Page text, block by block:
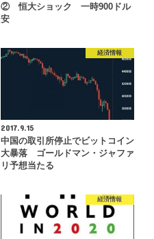
② 恒大ショック 一時900ドル
安
経済情報
2017.9.15
中国の取引所停止でビットコイン
大暴落 ゴールドマン・ジャファ
リ予想当たる
経済情報